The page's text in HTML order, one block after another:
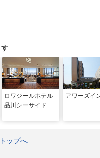
ロワジールホテル
品川シーサイド
アワーズイ
ップへ